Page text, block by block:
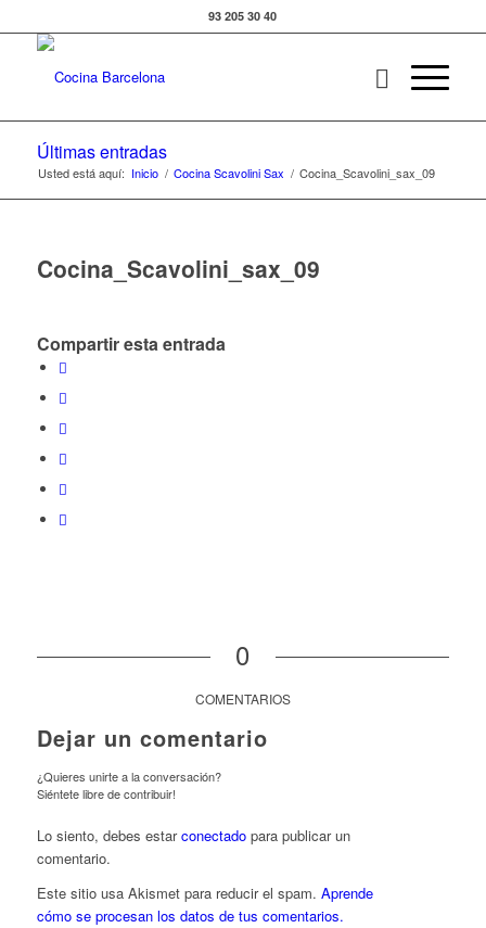
93 205 30 40
Últimas entradas
Usted está aquí: Inicio / Cocina Scavolini Sax / Cocina_Scavolini_sax_09
Cocina_Scavolini_sax_09
Compartir esta entrada
0
COMENTARIOS
Dejar un comentario
¿Quieres unirte a la conversación?
Siéntete libre de contribuir!
Lo siento, debes estarconectadopara publicar un
comentario.
Este sitio usa Akismet para reducir el spam. Aprende
cómo se procesan los datos de tus comentarios.